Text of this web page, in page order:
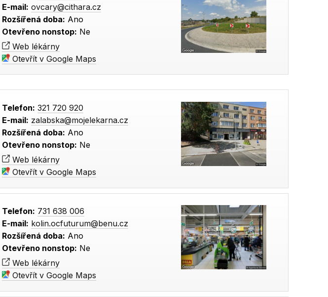
E-mail: ovcary@cithara.cz
Rozšířená doba: Ano
Otevřeno nonstop: Ne
Web lékárny
Otevřít v Google Maps
Telefon: 321 720 920
E-mail: zalabska@mojelekarna.cz
Rozšířená doba: Ano
Otevřeno nonstop: Ne
Web lékárny
Otevřít v Google Maps
Telefon: 731 638 006
E-mail: kolin.ocfuturum@benu.cz
Rozšířená doba: Ano
Otevřeno nonstop: Ne
Web lékárny
Otevřít v Google Maps